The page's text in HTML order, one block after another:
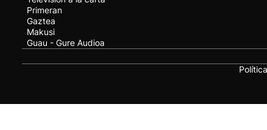
Primeran
Gaztea
Makusi
Guau - Gure Audioa